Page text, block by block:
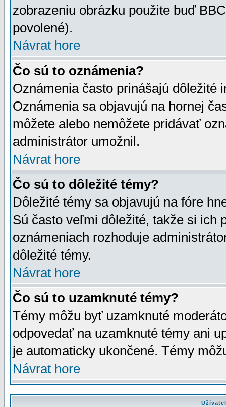
zobrazeniu obrázku použite buď
povolené).
Návrat hore
Čo sú to oznámenia?
Oznámenia často prinášajú dôležité
Oznámenia sa objavujú na hornej
môžete alebo nemôžete pridávať
administrátor umožnil.
Návrat hore
Čo sú to dôležité témy?
Dôležité témy sa objavujú na fóre
Sú často veľmi dôležité, takže si ich
oznámeniach rozhoduje
dôležité témy.
Návrat hore
Čo sú to uzamknuté témy?
Témy môžu byť uzamknuté
odpovedať na uzamknuté témy ani
je automaticky ukončené. Témy
Návrat hore